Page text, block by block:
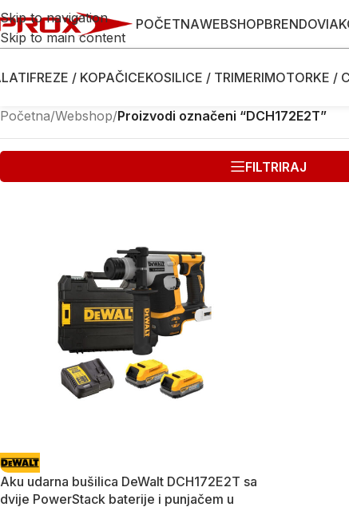
Skip to navigation
Skip to main content
POČETNAWEBSHOPBRENDOVI
FREZE / KOPAČICEKOSILICE / TRIMERIMOTORKE /
Početna/Webshop/Proizvodi označeni “DCH172E2T”
FILTRIRAJ
Aku udarna bušilica DeWalt DCH172E2T sa
dvije PowerStack baterije i punjačem u